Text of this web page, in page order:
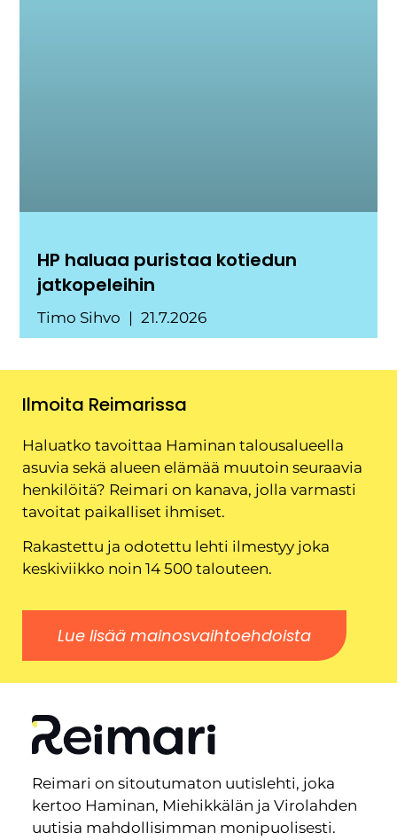
HP haluaa puristaa kotiedun
jatkopeleihin
Timo Sihvo 21.7.2026
Ilmoita Reimarissa
Haluatko tavoittaa Haminan talousalueella
asuvia sekä alueen elämää muutoin seuraavia
henkilöitä? Reimari on kanava, jolla varmasti
tavoitat paikalliset ihmiset.
Rakastettu ja odotettu lehti ilmestyy joka
keskiviikko noin 14 500 talouteen.
Lue lisää mainosvaihtoehdoista
Reimari on sitoutumaton uutislehti, joka
kertoo Haminan, Miehikkälän ja Virolahden
uutisia mahdollisimman monipuolisesti.